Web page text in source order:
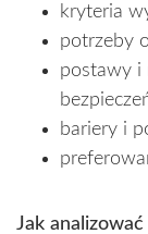
kryteria
potrzeby
postawy i
bariery i
Jak